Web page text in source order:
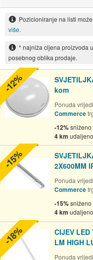
Pozicioniranje na listi
više.
* najniža cijena proizvoda
posebnog oblika prodaje.
kom
Ponuda
Commerce
-12%sniženo
4 km udaljeno
-12%
2X600MM
Ponuda
Commerce
-15%sniženo
4 km udaljeno
-15%
CIJEV LED
LM HIGH
Ponuda
-18%